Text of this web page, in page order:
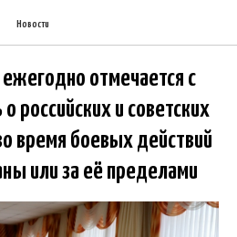
Новости
отмечается с
российских и советских
время боевых действий
или за её пределами